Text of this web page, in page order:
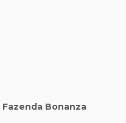
Fazenda Bonanza